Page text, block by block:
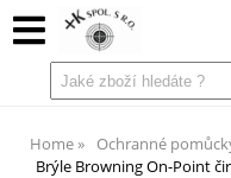
Home Ochranné
Brýle Browning On-Point